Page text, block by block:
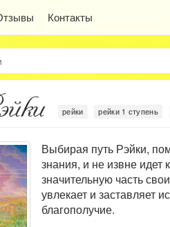
Контакты
рейки рейки 1 ступень
Выбирая путь Рэйки,
знания, и не извне
значительную часть
увлекает и заставляет
благополучие.